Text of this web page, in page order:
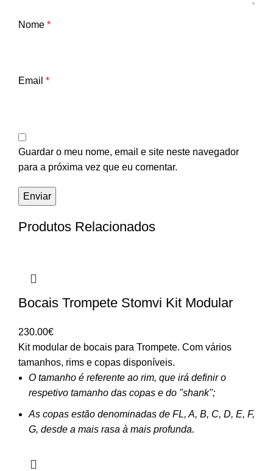
Nome *
Email *
Guardar o meu nome, email e site neste navegador
para a próxima vez que eu comentar.
Produtos Relacionados
Bocais Trompete Stomvi Kit Modular
230.00€
Kit modular de bocais para Trompete. Com vários
tamanhos, rims e copas disponíveis.
O tamanho é referente ao rim, que irá definir o
respetivo tamanho das copas e do "shank";
As copas estão denominadas de FL, A, B, C, D, E, F,
G, desde a mais rasa à mais profunda.